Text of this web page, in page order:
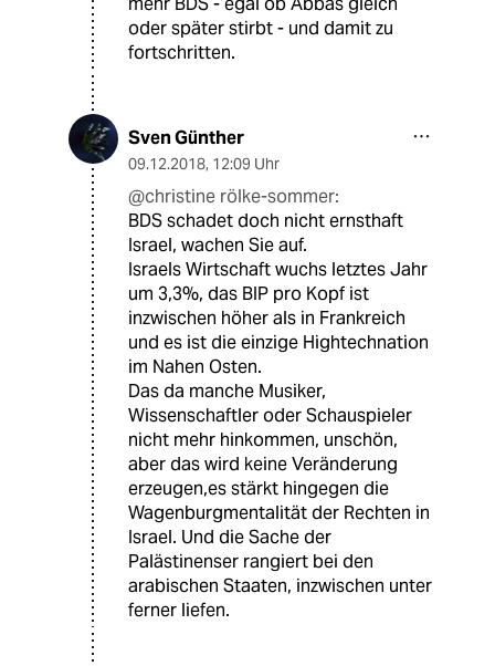
oder später stirbt - und damit zu
fortschritten.
Sven Günther
09.12.2018, 12:09 Uhr
@christine rölke-sommer:
BDS schadet doch nicht ernsthaft
Israel, wachen Sie auf.
Israels Wirtschaft wuchs letztes Jahr
um 3,3%, das BIP pro Kopf ist
inzwischen höher als in Frankreich
und es ist die einzige Hightechnation
im Nahen Osten.
Das da manche Musiker,
Wissenschaftler oder Schauspieler
nicht mehr hinkommen, unschön,
aber das wird keine Veränderung
erzeugen,es stärkt hingegen die
Wagenburgmentalität der Rechten in
Israel. Und die Sache der
Palästinenser rangiert bei den
arabischen Staaten, inzwischen unter
ferner liefen.